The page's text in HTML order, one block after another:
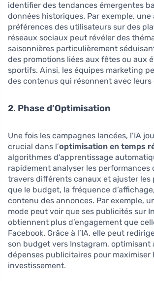
identifier des tendances émergentes
données historiques. Par exemple, une
préférences des utilisateurs sur des
réseaux sociaux peut révéler des
saisonnières particulièrement
des promotions liées aux fêtes ou aux
sportifs. Ainsi, les équipes marketing
des contenus qui résonnent avec leurs
2. Phase d’Optimisation
Une fois les campagnes lancées, l’IA
crucial dans l’optimisation en temps
algorithmes d’apprentissage
rapidement analyser les performances
travers différents canaux et ajuster les
que le budget, la fréquence
contenu des annonces. Par exemple,
mode peut voir que ses publicités sur
obtiennent plus d’engagement que
Facebook. Grâce à l’IA, elle peut
son budget vers Instagram, optimisant
dépenses publicitaires pour maximiser
investissement.